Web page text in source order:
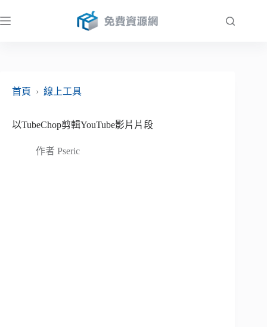
至
首頁
› 線上工具
以TubeChop剪輯YouTube影片片段
作者 Pseric